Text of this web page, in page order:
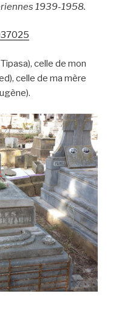
1939-1958.
celle de mon
celle de ma mère